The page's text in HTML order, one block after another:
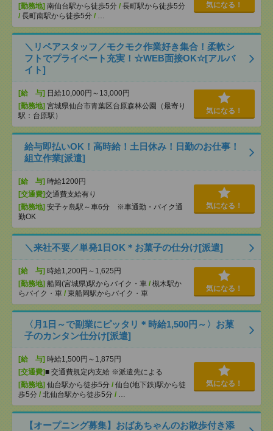
[勤務地] 南仙台駅から徒歩5分 / 長町駅から徒歩5分
/ 長町南駅から徒歩5分 / …
気になる！
＼リペアスタッフ／モクモク作業好き集合！柔軟シ
フトでプライベート充実！☆WEB面接OK☆[アルバ
イト]
[給 与] 日給10,000円～13,000円
[勤務地] 宮城県仙台市青葉区台原森林公園（最寄り
駅：台原駅）
気になる！
給与即払いOK！高時給！土日休み！日勤のお仕事！
組立作業[派遣]
[給 与] 時給1200円
[交通費]交通費支給有り
[勤務地] 安子ヶ島駅～車6分 ※車通勤・バイク通
勤OK
気になる！
＼来社不要／単発1日OK＊お菓子の仕分け[派遣]
[給 与] 時給1,200円～1,625円
[勤務地] 船岡(宮城県)駅からバイク・車 / 槻木駅か
らバイク・車 / 東船岡駅からバイク・車
気になる！
〈月1日～で副業にピッタリ＊時給1,500円～〉お菓
子のカンタン仕分け[派遣]
[給 与] 時給1,500円～1,875円
[交通費]■ 交通費規定内支給 ※派遣先による
[勤務地] 仙台駅から徒歩5分 / 仙台(地下鉄)駅から徒
歩5分 / 北仙台駅から徒歩5分 / …
気になる！
【オープニング募集】おばあちゃんのお散歩付き添